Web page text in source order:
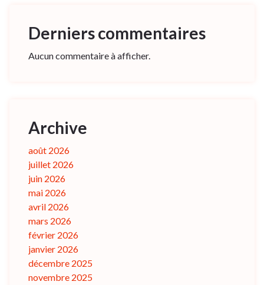
Derniers commentaires
Aucun commentaire à afficher.
Archive
août 2026
juillet 2026
juin 2026
mai 2026
avril 2026
mars 2026
février 2026
janvier 2026
décembre 2025
novembre 2025